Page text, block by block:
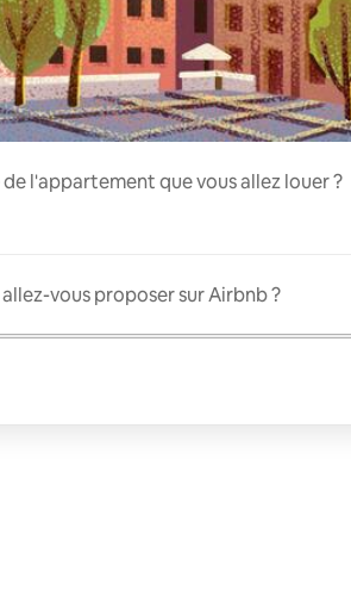
l'appartement que vous allez louer ?
vous proposer sur Airbnb ?